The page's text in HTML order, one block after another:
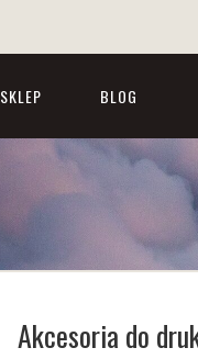
SKLEP BLOG
Akcesoria do